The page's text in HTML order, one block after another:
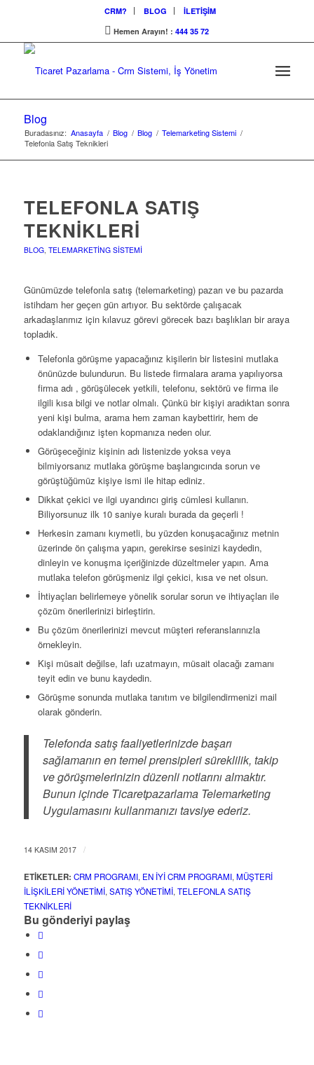
CRM? BLOG
İLETİŞİM
Hemen Arayın! :444 35 72
Blog
Buradasınız: Anasayfa / Blog / Blog / Telemarketing Sistemi /
Telefonla Satış Teknikleri
TELEFONLA SATIŞ
TEKNIKLERI
BLOG, TELEMARKETING SISTEMI
Günümüzde telefonla satış (telemarketing) pazarı ve bu pazarda
istihdam her geçen gün artıyor. Bu sektörde çalışacak
arkadaşlarımız için kılavuz görevi görecek bazı başlıkları bir araya
topladık.
Telefonla görüşme yapacağınız kişilerin bir listesini mutlaka
önünüzde bulundurun. Bu listede firmalara arama yapılıyorsa
firma adı , görüşülecek yetkili, telefonu, sektörü ve firma ile
ilgili kısa bilgi ve notlar olmalı. Çünkü bir kişiyi aradıktan sonra
yeni kişi bulma, arama hem zaman kaybettirir, hem de
odaklandığınız işten kopmanıza neden olur.
Görüşeceğiniz kişinin adı listenizde yoksa veya
bilmiyorsanız mutlaka görüşme başlangıcında sorun ve
görüştüğümüz kişiye ismi ile hitap ediniz.
Dikkat çekici ve ilgi uyandırıcı giriş cümlesi kullanın.
Biliyorsunuz ilk 10 saniye kuralı burada da geçerli !
Herkesin zamanı kıymetli, bu yüzden konuşacağınız metnin
üzerinde ön çalışma yapın, gerekirse sesinizi kaydedin,
dinleyin ve konuşma içeriğinizde düzeltmeler yapın. Ama
mutlaka telefon görüşmeniz ilgi çekici, kısa ve net olsun.
İhtiyaçları belirlemeye yönelik sorular sorun ve ihtiyaçları ile
çözüm önerilerinizi birleştirin.
Bu çözüm önerilerinizi mevcut müşteri referanslarınızla
örnekleyin.
Kişi müsait değilse, lafı uzatmayın, müsait olacağı zamanı
teyit edin ve bunu kaydedin.
Görüşme sonunda mutlaka tanıtım ve bilgilendirmenizi mail
olarak gönderin.
Telefonda satış faaliyetlerinizde başarı
sağlamanın en temel prensipleri süreklilik, takip
ve görüşmelerinizin düzenli notlarını almaktır.
Bunun içinde Ticaretpazarlama Telemarketing
Uygulamasını kullanmanızı tavsiye ederiz.
14 KASIM 2017 /
ETIKETLER: CRM PROGRAMI, EN IYI CRM PROGRAMI, MÜŞTERI
ILIŞKILERI YÖNETIMI, SATIŞ YÖNETIMI, TELEFONLA SATIŞ
TEKNIKLERI
Bu gönderiyi paylaş